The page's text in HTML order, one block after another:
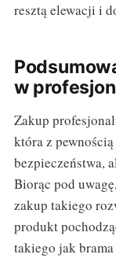
resztą elewacji i
w
Zakup
która z
bezpieczeństwa,
Biorąc pod
zakup takiego
produkt
takiego jak